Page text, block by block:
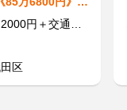
す
＋交通費規定支給
区